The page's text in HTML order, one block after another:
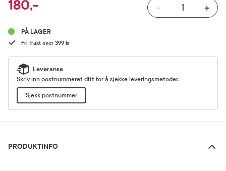
180,- - +
PÅ LAGER
Fri frakt over 399 kr
Leveranse
Skriv inn postnummeret ditt for å sjekke leveringsmetoder.
Sjekk postnummer
PRODUKTINFO